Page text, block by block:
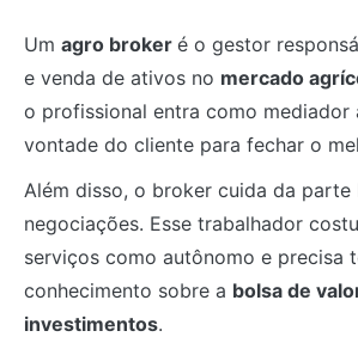
Um agro broker é o gestor
e venda de ativos no mercado
o profissional entra como mediador
vontade do cliente para fechar o
Além disso, o broker cuida da
negociações. Esse trabalhador
serviços como autônomo e precisa
conhecimento sobre a bolsa de
investimentos.